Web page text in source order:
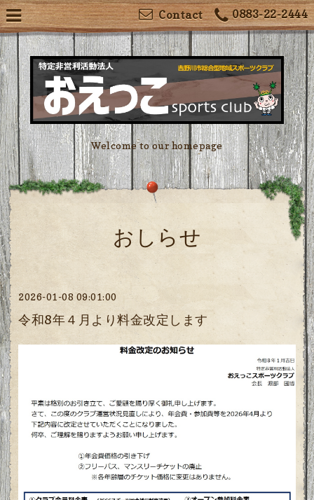
0883-22-2444
Contact
Welcome to our homepage
おしらせ
2026-01-08 09:01:00
令和8年４月より料金改定します